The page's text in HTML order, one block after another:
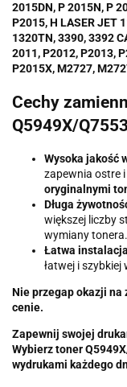
2015DN, P 2015N, P
P2015, H LASER JET
1320TN, 3390, 3392
2011, P2012, P2013,
P2015X, M2727,
Cechy
Q5949X/
Wysoka jakość
zapewnia ostre
oryginalnymi
Długa
większej liczby
wymiany tonera.
Łatwa
łatwej i szybkiej
Nie przegap okazji na
cenie.
Zapewnij swojej
Wybierz toner
wydrukami każdego